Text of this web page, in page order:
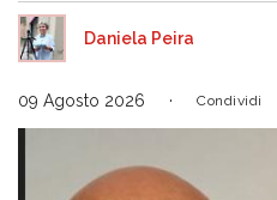
Daniela Peira
09 Agosto 2026 Condividi